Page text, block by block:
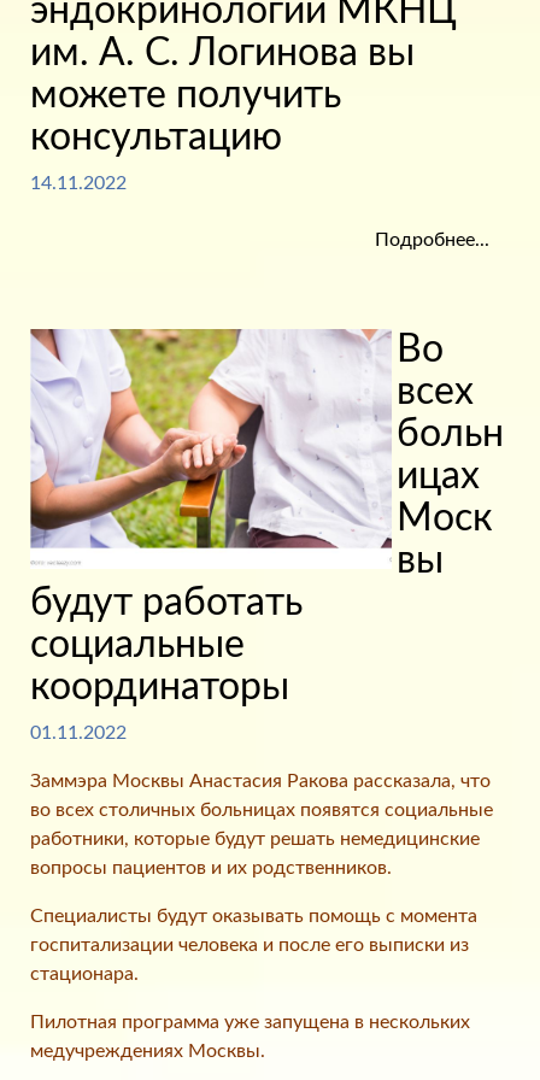
эндокринологии МКНЦ
им. А. С. Логинова вы
можете получить
консультацию
14.11.2022
Подробнее...
Во
всех
больн
ицах
Моск
вы
будут работать
социальные
координаторы
01.11.2022
Заммэра Москвы Анастасия Ракова рассказала, что
во всех столичных больницах появятся социальные
работники, которые будут решать немедицинские
вопросы пациентов и их родственников.
Специалисты будут оказывать помощь с момента
госпитализации человека и после его выписки из
стационара.
Пилотная программа уже запущена в нескольких
медучреждениях Москвы.